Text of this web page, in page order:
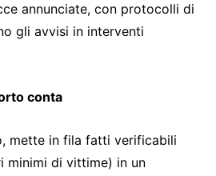
annunciate, con protocolli di
gli avvisi in interventi
conta
mette in fila fatti verificabili
minimi di vittime) in un